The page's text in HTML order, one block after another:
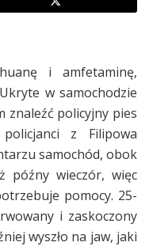
i amfetaminę,
w samochodzie
znaleźć policyjny pies
z Filipowa
samochód, obok
późny wieczór, więc
pomocy. 25-
i zaskoczony
wyszło na jaw, jaki